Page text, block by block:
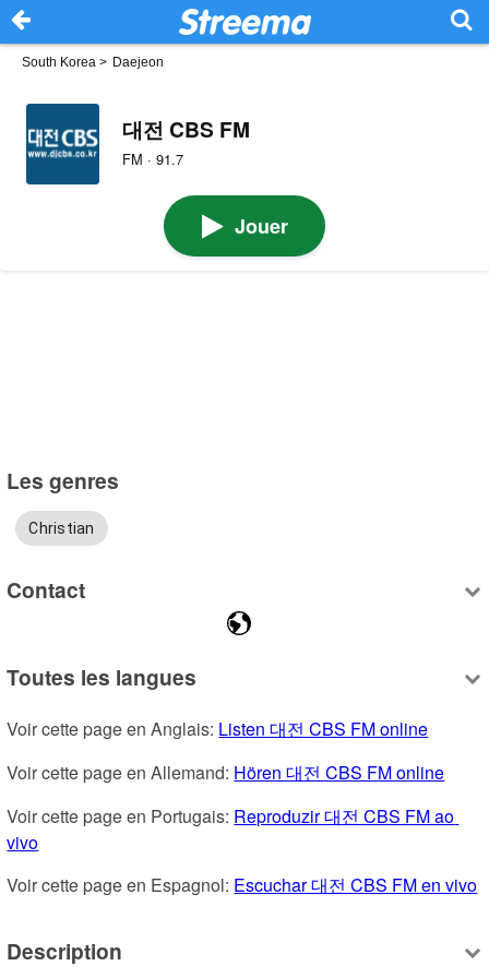
South Korea > Daejeon
대전 CBS FM
FM · 91.7
Jouer
Les genres
Christian
Contact
Toutes les langues
Voir cette page en Anglais: Listen 대전 CBS FM online
Voir cette page en Allemand: Hören 대전 CBS FM online
Voir cette page en Portugais: Reproduzir 대전 CBS FM ao
vivo
Voir cette page en Espagnol: Escuchar 대전 CBS FM en vivo
Description